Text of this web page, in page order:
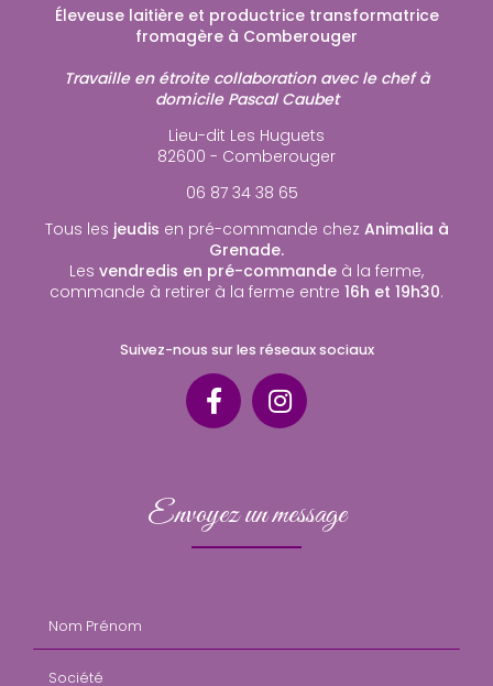
Éleveuse laitière et productrice transformatrice
fromagère à Comberouger
Travaille en étroite collaboration avec le chef à
domicile Pascal Caubet
Lieu-dit Les Huguets
82600 - Comberouger
06 87 34 38 65
Tous les jeudis en pré-commande chez Animalia à
Grenade.
Les vendredis en pré-commande à la ferme,
commande à retirer à la ferme entre 16h et 19h30.
Suivez-nous sur les réseaux sociaux
Envoyez un message